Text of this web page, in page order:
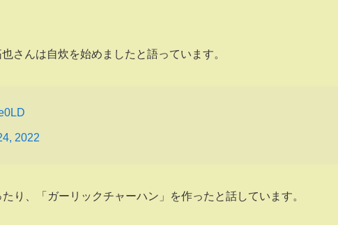
さんは自炊を始めましたと語っています。
2022
り、「ガーリックチャーハン」を作ったと話しています。